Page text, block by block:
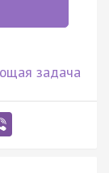
задача